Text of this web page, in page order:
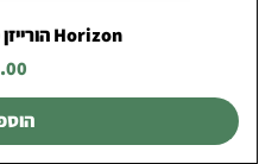
Horizon הורייזן פיור כבש 200 גרם